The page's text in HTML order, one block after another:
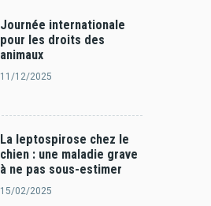
Journée internationale
pour les droits des
animaux
11/12/2025
La leptospirose chez le
chien : une maladie grave
à ne pas sous-estimer
15/02/2025